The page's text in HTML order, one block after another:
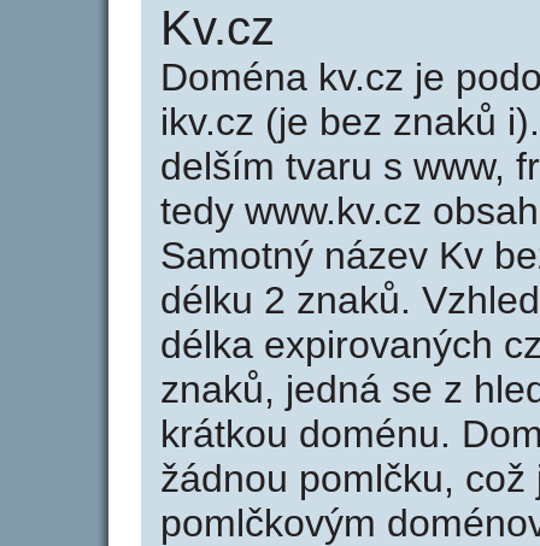
Kv.cz
Doména kv.cz je
ikv.cz (je bez znaků
delším tvaru s www,
tedy www.kv.cz
Samotný název Kv
délku 2 znaků.
délka expirovaných
znaků, jedná se z
krátkou doménu.
žádnou pomlčku,
pomlčkovým